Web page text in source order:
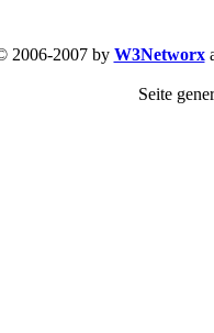
2006-2007 by W3Networx
Seite